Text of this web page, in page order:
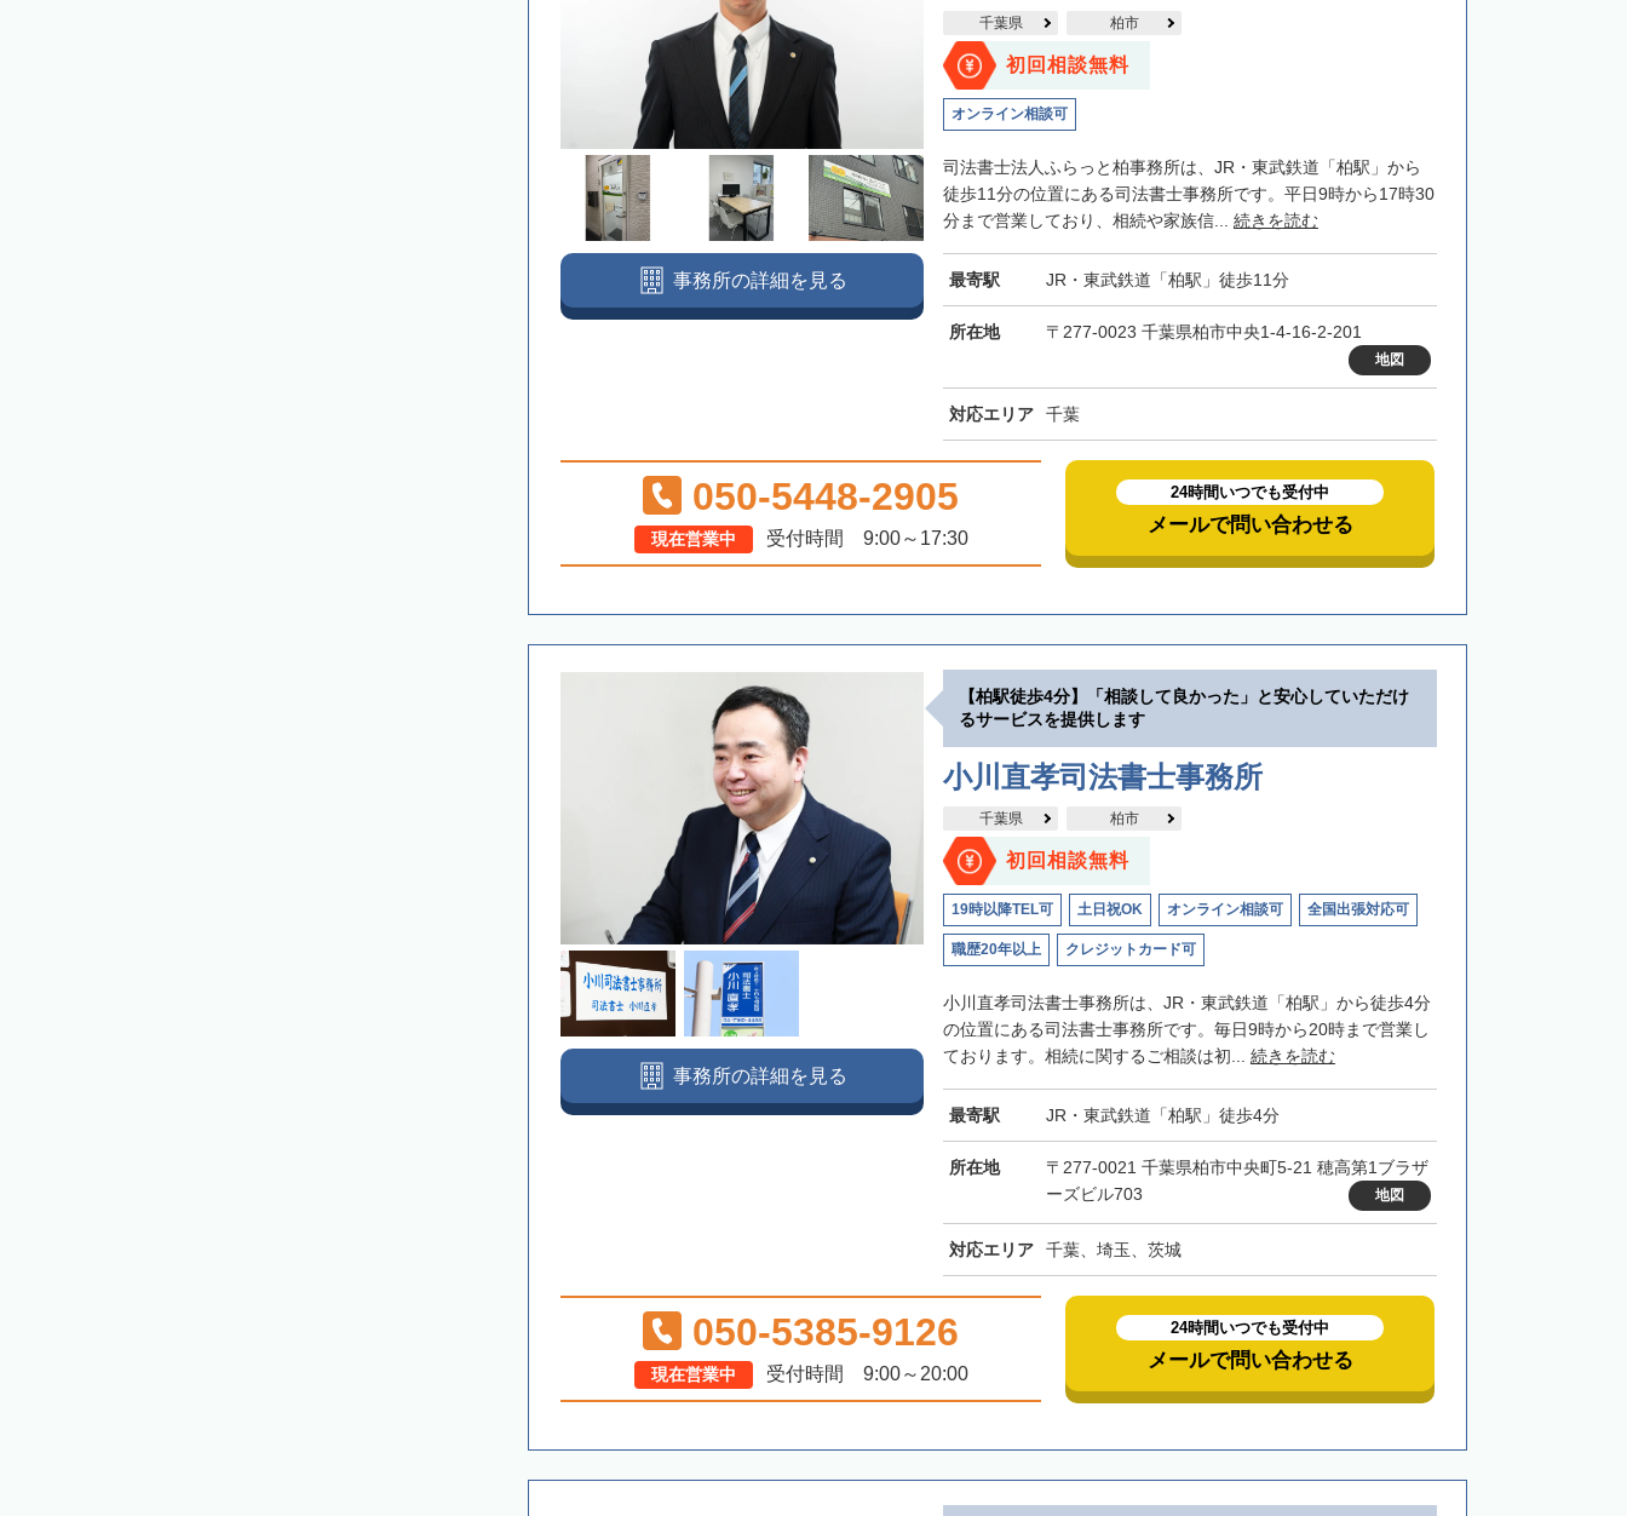
千葉県 柏市
初回相談無料
オンライン相談可
司法書士法人ふらっと柏事務所は、JR・東武鉄道「柏駅」から
徒歩11分の位置にある司法書士事務所です。平日9時から17時30
分まで営業しており、相続や家族信... 続きを読む
最寄駅 JR・東武鉄道「柏駅」徒歩11分
所在地 〒277-0023 千葉県柏市中央1-4-16-2-201
地図
対応エリア 千葉
事務所の詳細を見る
050-5448-2905
現在営業中 受付時間 9:00～17:30
24時間いつでも受付中
メールで問い合わせる
【柏駅徒歩4分】「相談して良かった」と安心していただけ
るサービスを提供します
小川直孝司法書士事務所
千葉県 柏市
初回相談無料
19時以降TEL可 土日祝OK オンライン相談可 全国出張対応可
職歴20年以上 クレジットカード可
小川直孝司法書士事務所は、JR・東武鉄道「柏駅」から徒歩4分
の位置にある司法書士事務所です。毎日9時から20時まで営業し
ております。相続に関するご相談は初... 続きを読む
最寄駅 JR・東武鉄道「柏駅」徒歩4分
所在地
〒277-0021 千葉県柏市中央町5-21 穂高第1ブラザ
ーズビル703
地図
対応エリア 千葉、埼玉、茨城
事務所の詳細を見る
050-5385-9126
現在営業中 受付時間 9:00～20:00
24時間いつでも受付中
メールで問い合わせる